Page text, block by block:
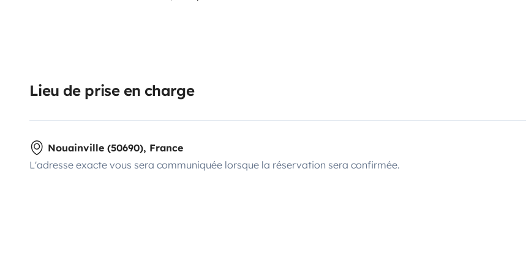
Lieu de prise en charge
Nouainville (50690), France
L'adresse exacte vous sera communiquée lorsque la réservation sera confirmée.